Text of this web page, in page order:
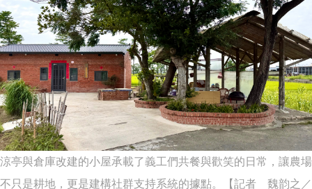
涼亭與倉庫改建的小屋承載了義工們共餐與歡笑的日常，讓農場
不只是耕地，更是建構社群支持系統的據點。【記者 魏韵之／